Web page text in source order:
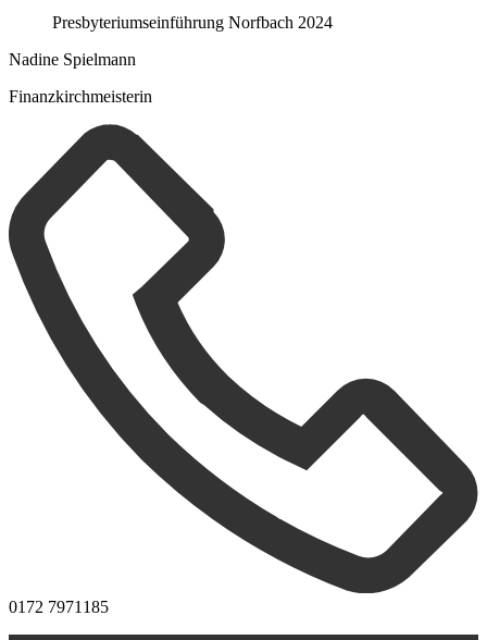
Presbyteriumseinführung Norfbach 2024
Nadine Spielmann
Finanzkirchmeisterin
0172 7971185